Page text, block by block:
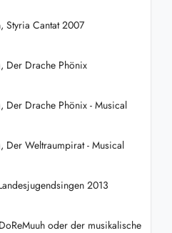
Styria Cantat 2007
Der Drache Phönix
Der Drache Phönix - Musical
Der Weltraumpirat - Musical
2013
oder der musikalische